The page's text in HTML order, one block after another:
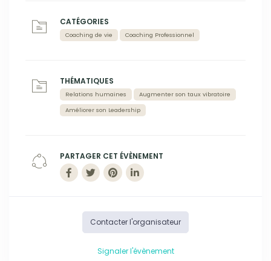
CATÉGORIES
Coaching de vie Coaching Professionnel
THÉMATIQUES
Relations humaines
Augmenter son taux vibratoire
Améliorer son Leadership
PARTAGER CET ÉVÈNEMENT
Contacter l'organisateur
Signaler l'évènement